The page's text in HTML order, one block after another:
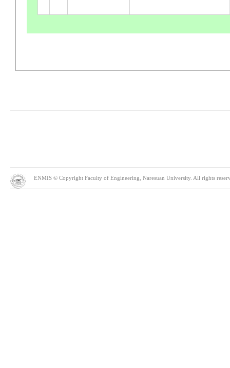
ENMIS © Copyright Faculty of Engineering, Naresuan University. All rights